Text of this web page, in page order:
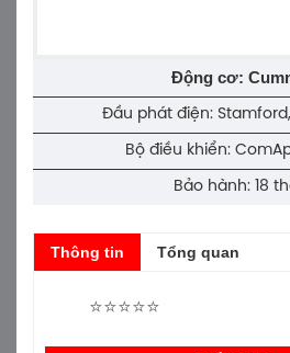
Động cơ:
Đầu phát điện:
Bộ điều khiển:
Bảo hành: 18
Thông tin Tổng quan
⭐⭐⭐⭐⭐